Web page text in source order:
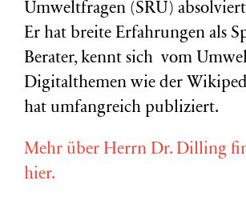
Umweltfragen (SRU)
Er hat breite Erfahrungen als
Berater, kennt sich vom
Digitalthemen wie der
hat umfangreich publiziert.
Mehr über Herrn Dr. Dilling
hier.